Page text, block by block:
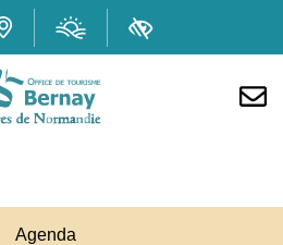
Carte interactive
Météo
(ouverture
Accessibilité
Office de tourisme
Agenda